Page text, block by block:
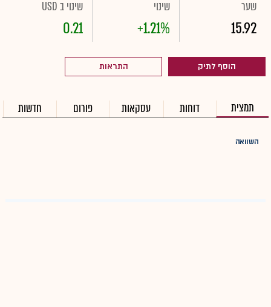
שער
15.92
שינוי
+1.21%
שינוי ב USD
0.21
הוסף לתיק התראות
תמצית דוחות עסקאות פורום חדשות
השוואה